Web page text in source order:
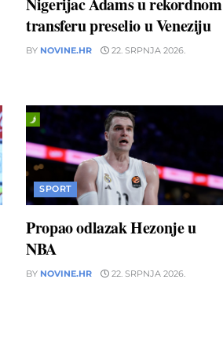
Nigerijac Adams u rekordnom
transferu preselio u Veneziju
BY NOVINE.HR 22. SRPNJA 2026.
SPORT
Propao odlazak Hezonje u
NBA
BY NOVINE.HR 22. SRPNJA 2026.